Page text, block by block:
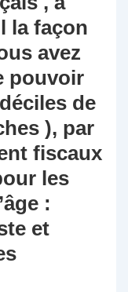
la façon
avez
pouvoir
de
), par
fiscaux
les
:
et